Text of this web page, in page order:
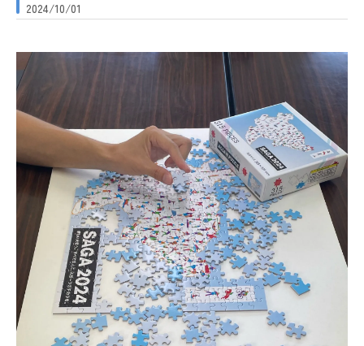
2024/10/01